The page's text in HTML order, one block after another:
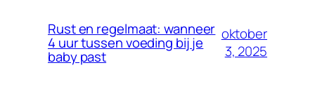
Rust en regelmaat: wanneer
4 uur tussen voeding bij je
baby past
oktober
3, 2025